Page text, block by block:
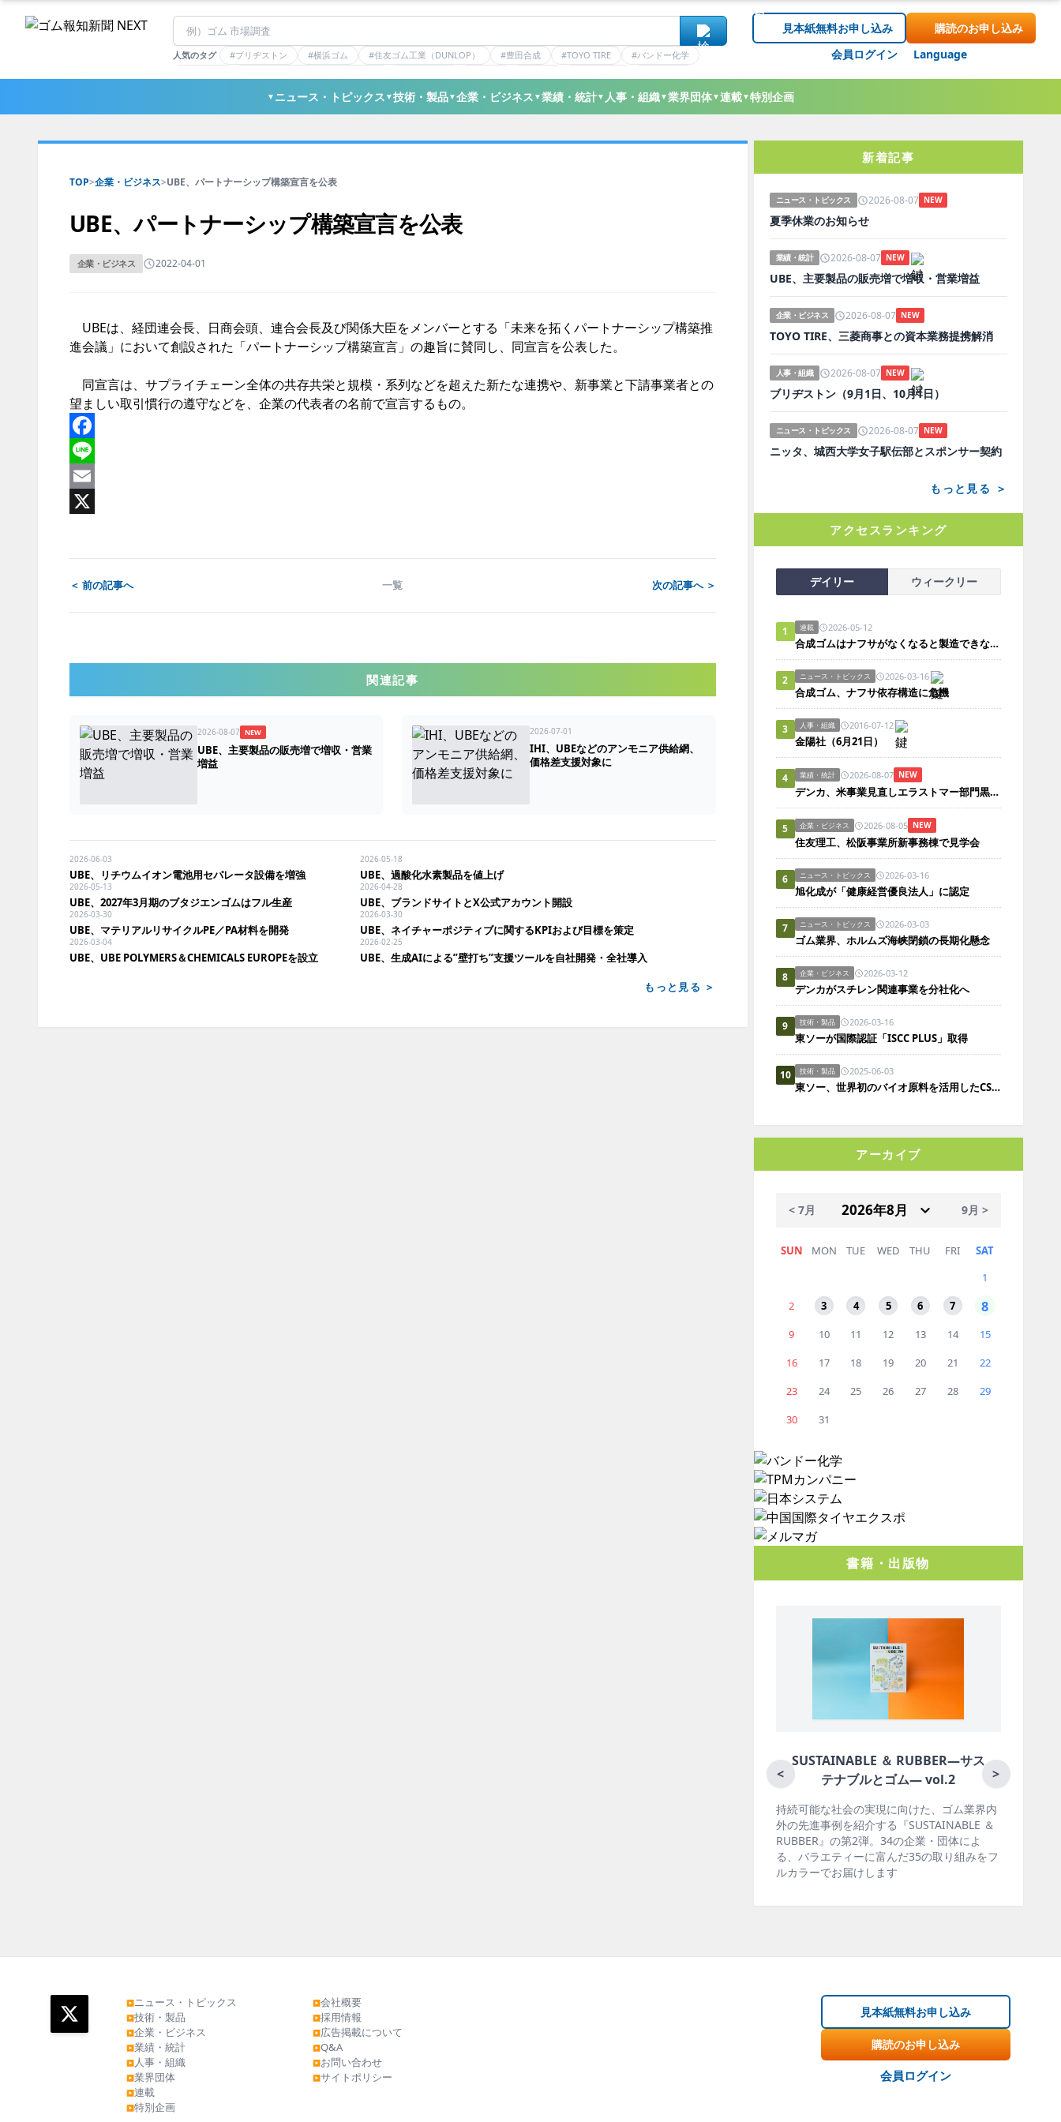
人気のタグ #ブリヂストン #横浜ゴム #住友ゴム工業（DUNLOP） #豊田合成 #TOYO TIRE
#バンドー化学
#東ソー
見本紙無料お申し込み
購読のお申し込み
会員ログイン
Language
▼ ニュース・トピックス ▼技術・製品▼企業・ビジネス ▼業績・統計▼ 人事・組織▼業界団体▼連載▼特別企画
TOP>企業・ビジネス>UBE、パートナーシップ構築宣言を公表
UBE、パートナーシップ構築宣言を公表
企業・ビジネス 2022-04-01
UBEは、経団連会長、日商会頭、連合会長及び関係大臣をメンバーとする「未来を拓くパートナーシップ構築推
進会議」において創設された「パートナーシップ構築宣言」の趣旨に賛同し、同宣言を公表した。
同宣言は、サプライチェーン全体の共存共栄と規模・系列などを超えた新たな連携や、新事業と下請事業者との
望ましい取引慣行の遵守などを、企業の代表者の名前で宣言するもの。
Facebook
Line
Email
＜ 前の記事へ 一覧 次の記事へ ＞
関連記事
2026-08-07 NEW
UBE、主要製品の販売増で増収・営業
増益
2026-07-01
IHI、UBEなどのアンモニア供給網、
価格差支援対象に
2026-06-03
UBE、リチウムイオン電池用セパレータ設備を増強
2026-05-18
UBE、過酸化水素製品を値上げ
2026-05-13
UBE、2027年3月期のブタジエンゴムはフル生産
2026-04-28
UBE、ブランドサイトとX公式アカウント開設
2026-03-30
UBE、マテリアルリサイクルPE／PA材料を開発
2026-03-30
UBE、ネイチャーポジティブに関するKPIおよび目標を策定
2026-03-04
UBE、UBE POLYMERS＆CHEMICALS EUROPEを設立
2026-02-25
UBE、生成AIによる”壁打ち”支援ツールを自社開発・全社導入
もっと見る ＞
新着記事
ニュース・トピックス 2026-08-07 NEW
夏季休業のお知らせ
業績・統計 2026-08-07 NEW
UBE、主要製品の販売増で増収・営業増益
企業・ビジネス 2026-08-07 NEW
TOYO TIRE、三菱商事との資本業務提携解消
人事・組織 2026-08-07 NEW
ブリヂストン（9月1日、10月1日）
ニュース・トピックス 2026-08-07 NEW
ニッタ、城西大学女子駅伝部とスポンサー契約
もっと見る ＞
アクセスランキング
デイリー ウィークリー
1 連載 2026-05-12
合成ゴムはナフサがなくなると製造できないのか？
2 ニュース・トピックス 2026-03-16
合成ゴム、ナフサ依存構造に危機
3 人事・組織 2016-07-12
金陽社（6月21日）
4 業績・統計 2026-08-07 NEW
デンカ、米事業見直しエラストマー部門黒字化
5 企業・ビジネス 2026-08-05 NEW
住友理工、松阪事業所新事務棟で見学会
6 ニュース・トピックス 2026-03-16
旭化成が「健康経営優良法人」に認定
7 ニュース・トピックス 2026-03-03
ゴム業界、ホルムズ海峡閉鎖の長期化懸念
8 企業・ビジネス 2026-03-12
デンカがスチレン関連事業を分社化へ
9 技術・製品 2026-03-16
東ソーが国際認証「ISCC PLUS」取得
10 技術・製品 2025-06-03
東ソー、世界初のバイオ原料を活用したCSMを開発
アーカイブ
< 7月 9月 >
SUN MON TUE WED THU FRI
SAT
1
2
3 4 5 6 7 8
9 10 11 12 13 14
15
16
17 18 19 20 21
22
23
24 25 26 27 28
29
30
31
書籍・出版物
< >
SUSTAINABLE ＆ RUBBER―サス
テナブルとゴム― vol.2
持続可能な社会の実現に向けた、ゴム業界内
外の先進事例を紹介する『SUSTAINABLE ＆
RUBBER』の第2弾。34の企業・団体によ
る、バラエティーに富んだ35の取り組みをフ
月刊ラバーインダストリー／
ゴム報知新聞の姉妹誌。ゴム・エラス
製品・市場分野別の動向、新製品・技
材料動向、設備・機械の紹介、インタ
ー、海外企業情報、統計などをコンパ
掲載しています。エッセイ（寄稿）も
▶ニュース・トピックス
▶技術・製品
▶企業・ビジネス
▶業績・統計
▶人事・組織
▶業界団体
▶連載
▶特別企画
▶会社概要
▶採用情報
▶広告掲載について
▶Q&A
▶お問い合わせ
▶サイトポリシー
見本紙無料お申し込み
購読のお申し込み
会員ログイン